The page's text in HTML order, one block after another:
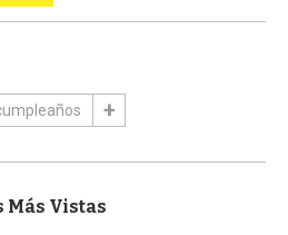
Más Vistas